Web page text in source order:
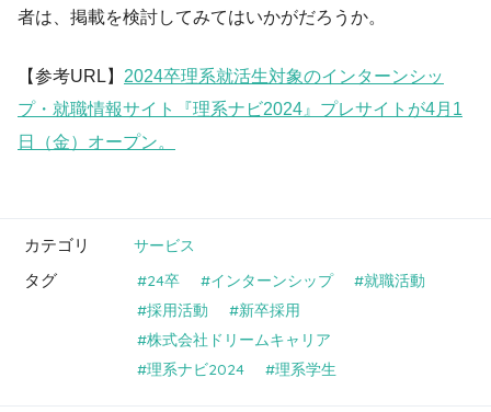
者は、掲載を検討してみてはいかがだろうか。
【参考URL】 2024卒理系就活生対象のインターンシッ
プ・就職情報サイト『理系ナビ2024』プレサイトが4月1
日（金）オープン。
カテゴリ サービス
タグ 24卒 インターンシップ
就職活動
採用活動
新卒採用
株式会社ドリームキャリア
理系ナビ2024
理系学生